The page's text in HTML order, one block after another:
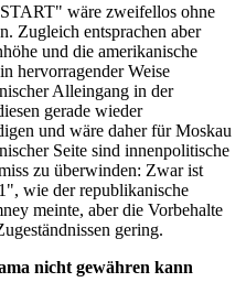
wäre zweifellos ohne
Zugleich entsprachen aber
und die amerikanische
hervorragender Weise
Alleingang in der
gerade wieder
und wäre daher für Moskau
Seite sind innenpolitische
zu überwinden: Zwar ist
wie der republikanische
meinte, aber die Vorbehalte
gering.
nicht gewähren kann